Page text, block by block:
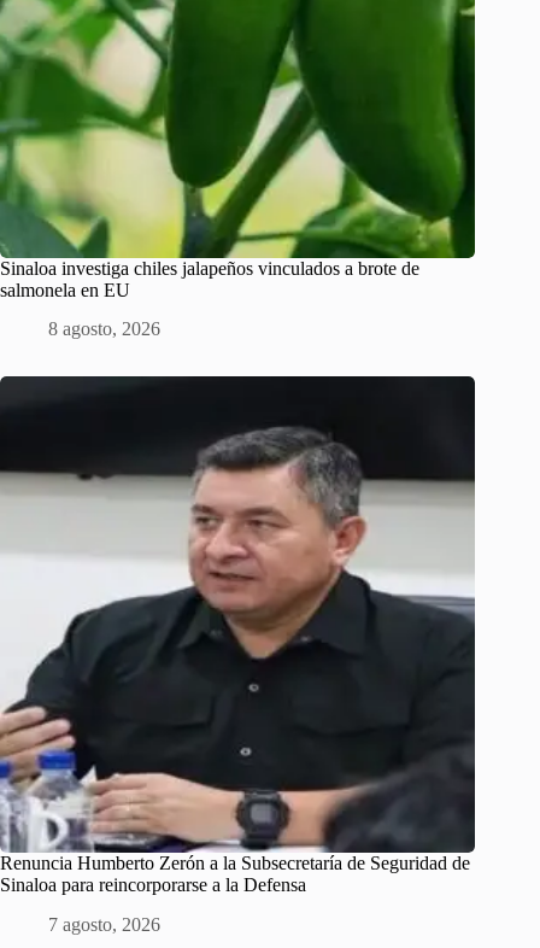
Sinaloa investiga chiles jalapeños vinculados a brote de
salmonela en EU
8 agosto, 2026
Renuncia Humberto Zerón a la Subsecretaría de Seguridad de
Sinaloa para reincorporarse a la Defensa
7 agosto, 2026